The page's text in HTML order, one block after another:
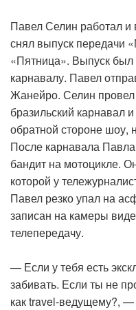
Павел Селин работал и
снял выпуск передачи
«Пятница». Выпуск
карнавалу. Павел
Жанейро. Селин провел
бразильский карнавал
обратной стороне шоу,
После карнавала
бандит на мотоцикле.
которой у
Павел резко упал на
записан на камеры
телепередачу.
— Если у тебя есть
забивать. Если ты не
как travel-ведущему?, —